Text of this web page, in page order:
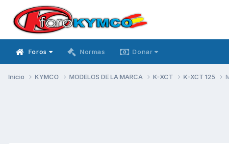
Foros Normas Donar
Inicio KYMCO MODELOS DE LA MARCA K-XCT K-XCT 125